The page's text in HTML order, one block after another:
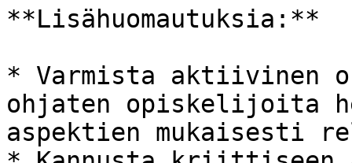
**Lisähuomautuksia:**
* Varmista aktiivinen
ohjaten opiskelijoita
aspektien mukaisesti